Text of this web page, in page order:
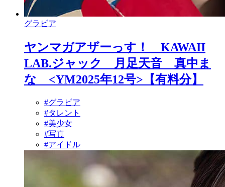
グラビア
ヤンマガアザーっす！ KAWAII
LAB.ジャック 月足天音 真中ま
な <YM2025年12号>【有料分】
#グラビア
#タレント
#美少女
#写真
#アイドル